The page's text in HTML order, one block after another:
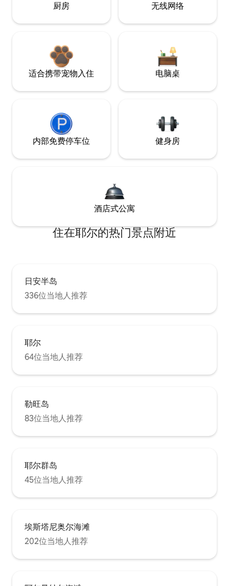
厨房 无线网络
适合携带宠物入住 电脑桌
内部免费停车位 健身房
酒店式公寓
住在耶尔的热门景点附近
日安半岛
336位当地人推荐
耶尔
64位当地人推荐
勒旺岛
83位当地人推荐
耶尔群岛
45位当地人推荐
埃斯塔尼奥尔海滩
202位当地人推荐